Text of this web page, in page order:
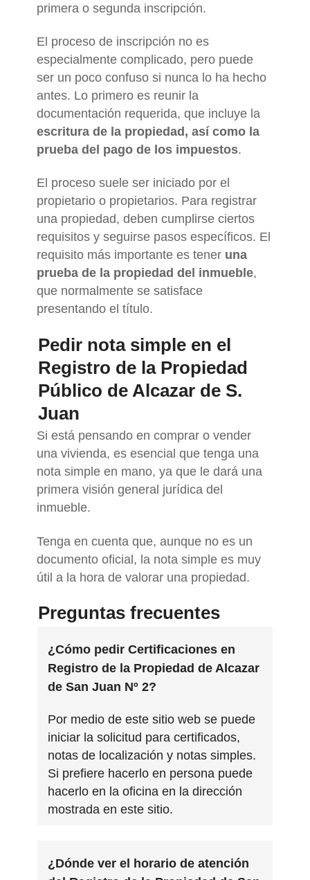
primera o segunda inscripción.
El proceso de inscripción no es
especialmente complicado, pero puede
ser un poco confuso si nunca lo ha hecho
antes. Lo primero es reunir la
documentación requerida, que incluye la
escritura de la propiedad, así como la
prueba del pago de los impuestos.
El proceso suele ser iniciado por el
propietario o propietarios. Para registrar
una propiedad, deben cumplirse ciertos
requisitos y seguirse pasos específicos. El
requisito más importante es tener una
prueba de la propiedad del inmueble,
que normalmente se satisface
presentando el título.
Pedir nota simple en el
Registro de la Propiedad
Público de Alcazar de S.
Juan
Si está pensando en comprar o vender
una vivienda, es esencial que tenga una
nota simple en mano, ya que le dará una
primera visión general jurídica del
inmueble.
Tenga en cuenta que, aunque no es un
documento oficial, la nota simple es muy
útil a la hora de valorar una propiedad.
Preguntas frecuentes
¿Cómo pedir Certificaciones en
Registro de la Propiedad de Alcazar
de San Juan Nº 2?
Por medio de este sitio web se puede
iniciar la solicitud para certificados,
notas de localización y notas simples.
Si prefiere hacerlo en persona puede
hacerlo en la oficina en la dirección
mostrada en este sitio.
¿Dónde ver el horario de atención